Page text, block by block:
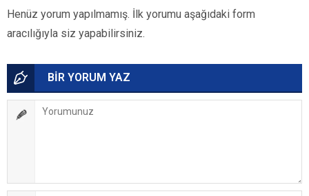
Henüz yorum yapılmamış. İlk yorumu aşağıdaki form
aracılığıyla siz yapabilirsiniz.
BİR YORUM YAZ